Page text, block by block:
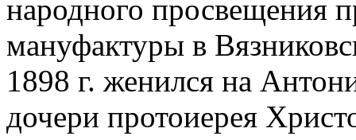
народного просвещения
мануфактуры в
1898 г. женился на
дочери протоиерея